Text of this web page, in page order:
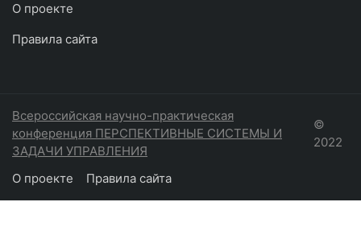
О проекте
Правила сайта
Всероссийская научно-практическая
конференция ПЕРСПЕКТИВНЫЕ СИСТЕМЫ И
ЗАДАЧИ УПРАВЛЕНИЯ
©
2022
О проекте Правила сайта